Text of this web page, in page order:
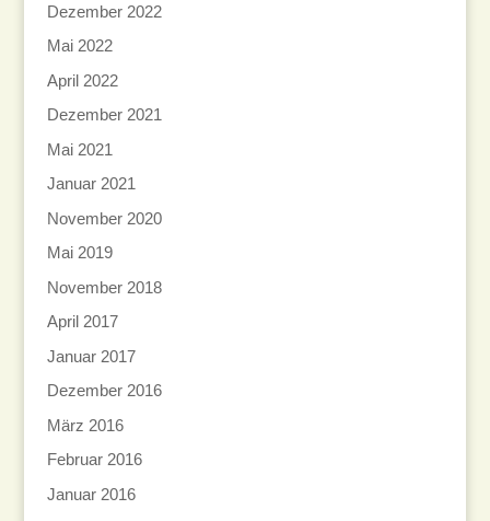
Dezember 2022
Mai 2022
April 2022
Dezember 2021
Mai 2021
Januar 2021
November 2020
Mai 2019
November 2018
April 2017
Januar 2017
Dezember 2016
März 2016
Februar 2016
Januar 2016